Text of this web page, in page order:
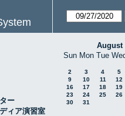
ー
ィア演習室
August
Sun Mon Tue
2 3 4
5
9
10 11
12
16
17 18
19
23
24 25
26
30
31